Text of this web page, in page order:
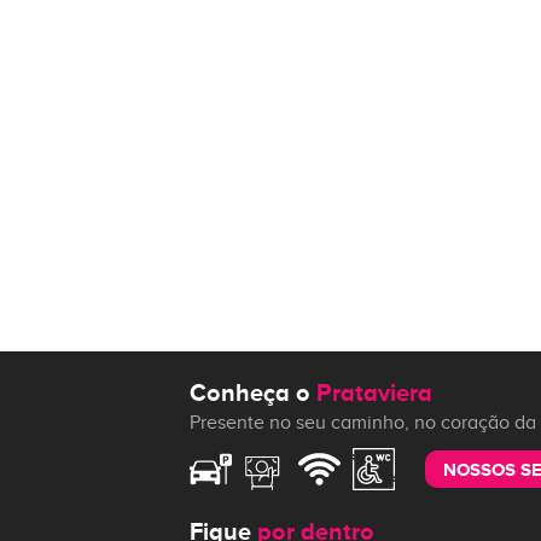
Conheça o Prataviera
Presente no seu caminho, no coração
NOSSOS
Fique por dentro